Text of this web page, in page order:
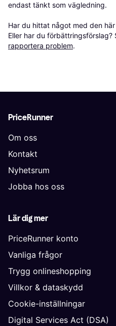
endast tänkt som vägledning.
Har du hittat något med den
Eller har du förbättringsförslag?
rapportera problem.
PriceRunner
Om oss
Kontakt
Nyhetsrum
Jobba hos oss
Lär dig mer
PriceRunner konto
Vanliga frågor
Trygg onlineshopping
Villkor & dataskydd
Cookie-inställningar
Digital Services Act (DSA)